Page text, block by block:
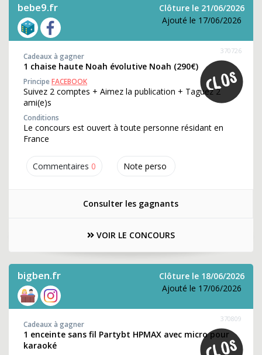
bebe9.fr
Clôture le 21/06/2026
Ajouté le 17/06/2026
Commentaires 0 Note perso
370726
Cadeaux à gagner
1 chaise haute Noah évolutive Noah (290€)
PrincipeFACEBOOK
Suivez 2 comptes + Aimez la publication + Taguez 2
ami(e)s
Conditions
Le concours est ouvert à toute personne résidant en
France
Consulter les gagnants
VOIR LE CONCOURS
bigben.fr
Clôture le 18/06/2026
Ajouté le 17/06/2026
370809
Cadeaux à gagner
1 enceinte sans fil Partybt HPMAX avec micro pour
karaoké